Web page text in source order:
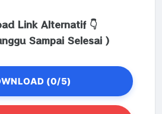
Link Alternatif 👇
Sampai Selesai )
(0/5)